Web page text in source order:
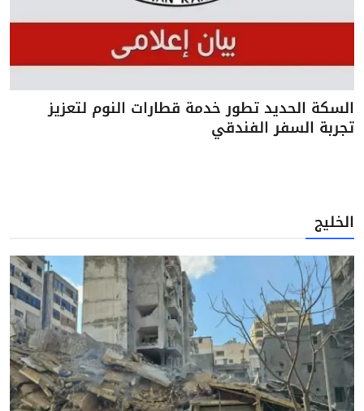
السكة الحديد تطور خدمة قطارات النوم لتعزيز
تجربة السفر الفندقي
الخليج